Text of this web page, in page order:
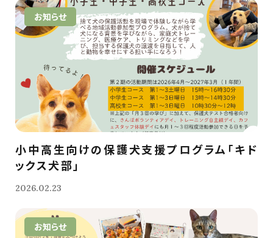
お知らせ
小中高生向けの保護犬支援プログラム「キド
ックス犬部」
2026.02.23
お知らせ